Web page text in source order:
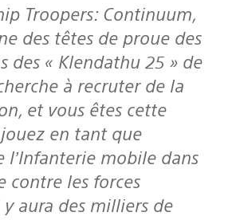
des têtes de proue des
des « Klendathu 25 » de
à recruter de la
et vous êtes cette
en tant que
l’Infanterie mobile dans
contre les forces
aura des milliers de